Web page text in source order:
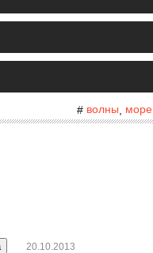
# волны море
20.10.2013